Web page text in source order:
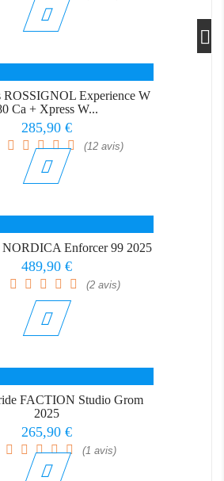
ROSSIGNOL Experience W
Ca + Xpress W...
Prix
285,90 €
(12 avis)
NORDICA Enforcer 99 2025
Prix
489,90 €
(2 avis)
FACTION Studio Grom
2025
Prix
265,90 €
(1 avis)